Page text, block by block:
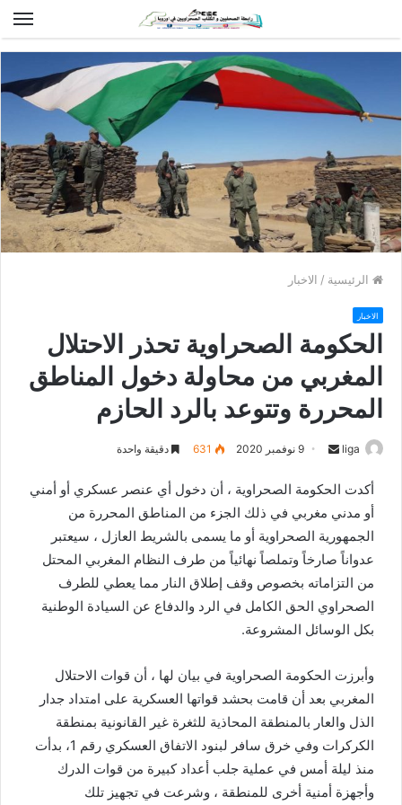
الرئيسية / الاخبار
الاخبار
الحكومة الصحراوية تحذر الاحتلال
المغربي من محاولة دخول المناطق
المحررة وتتوعد بالرد الحازم
liga
n
d
a
n
9 نوفمبر 2020 631 دقيقة واحدة
أكدت الحكومة الصحراوية ، أن دخول أي عنصر عسكري أو أمني
أو مدني مغربي في ذلك الجزء من المناطق المحررة من
الجمهورية الصحراوية أو ما يسمى بالشريط العازل ، سيعتبر
عدواناً صارخاً وتملصاً نهائياً من طرف النظام المغربي المحتل
من التزاماته بخصوص وقف إطلاق النار مما يعطي للطرف
الصحراوي الحق الكامل في الرد والدفاع عن السيادة الوطنية
بكل الوسائل المشروعة.
وأبرزت الحكومة الصحراوية في بيان لها ، أن قوات الاحتلال
المغربي بعد أن قامت بحشد قواتها العسكرية على امتداد جدار
الذل والعار بالمنطقة المحاذية للثغرة غير القانونية بمنطقة
الكركرات وفي خرق سافر لبنود الاتفاق العسكري رقم 1، بدأت
منذ ليلة أمس في عملية جلب أعداد كبيرة من قوات الدرك
وأجهزة أمنية أخرى للمنطقة ، وشرعت في تجهيز تلك